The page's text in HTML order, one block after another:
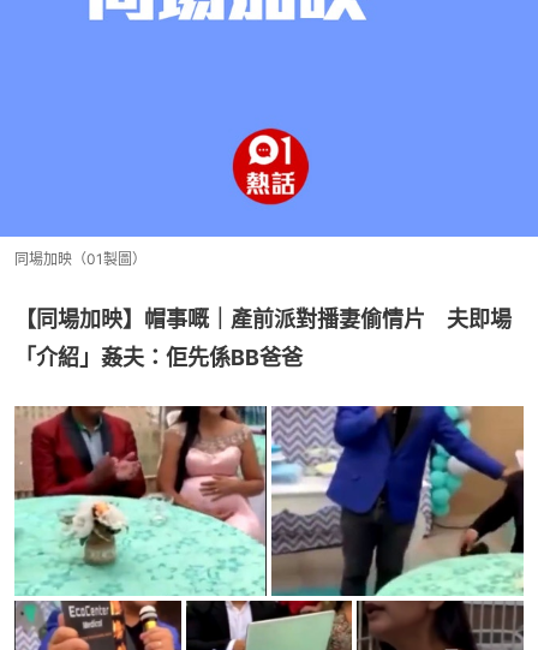
同場加映（01製圖）
【同場加映】帽事嘅｜產前派對播妻偷情片　夫即場
「介紹」姦夫：佢先係BB爸爸